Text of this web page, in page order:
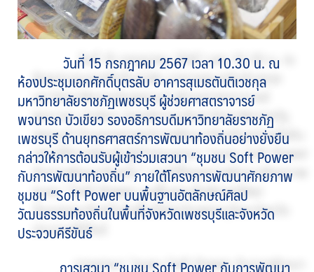
วันที่ 15 กรกฎาคม 2567 เวลา 10.30 น. ณ
ห้องประชุมเอกศักดิ์บุตรลับ อาคารสุเมธตันติเวชกุล
มหาวิทยาลัยราชภัฏเพชรบุรี ผู้ช่วยศาสตราจารย์
พจนารถ บัวเขียว รองอธิการบดีมหาวิทยาลัยราชภัฏ
เพชรบุรี ด้านยุทธศาสตร์การพัฒนาท้องถิ่นอย่างยั่งยืน
กล่าวให้การต้อนรับผู้เข้าร่วมเสวนา “ชุมชน Soft Power
กับการพัฒนาท้องถิ่น” ภายใต้โครงการพัฒนาศักยภาพ
ชุมชน “Soft Power บนพื้นฐานอัตลักษณ์ศิลป
วัฒนธรรมท้องถิ่นในพื้นที่จังหวัดเพชรบุรีและจังหวัด
ประจวบคีรีขันธ์